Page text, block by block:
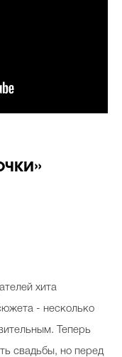
хита
- несколько
Теперь
свадьбы, но перед